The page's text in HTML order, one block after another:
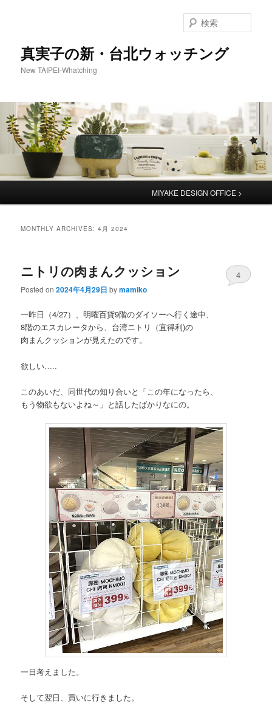
真実子の新・台北ウォッチング
New TAIPEI-Whatching
索
MIYAKE DESIGN OFFICE >
MONTHLY ARCHIVES:4月 2024
ニトリの肉まんクッション
Posted on2024年4月29日 bymamiko
4
一昨日（4/27）、明曜百貨9階のダイソーへ行く途中、
8階のエスカレータから、台湾ニトリ（宜得利)の
肉まんクッションが見えたのです。
欲しい…..
このあいだ、同世代の知り合いと「この年になったら、
もう物欲もないよね～」と話したばかりなにの。
一日考えました。
そして翌日、買いに行きました。